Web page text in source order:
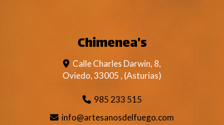
Chimenea's
Calle Charles Darwin, 8,
Oviedo,33005 , (Asturias)
985 233 515
info
artesanosdelfuego.com